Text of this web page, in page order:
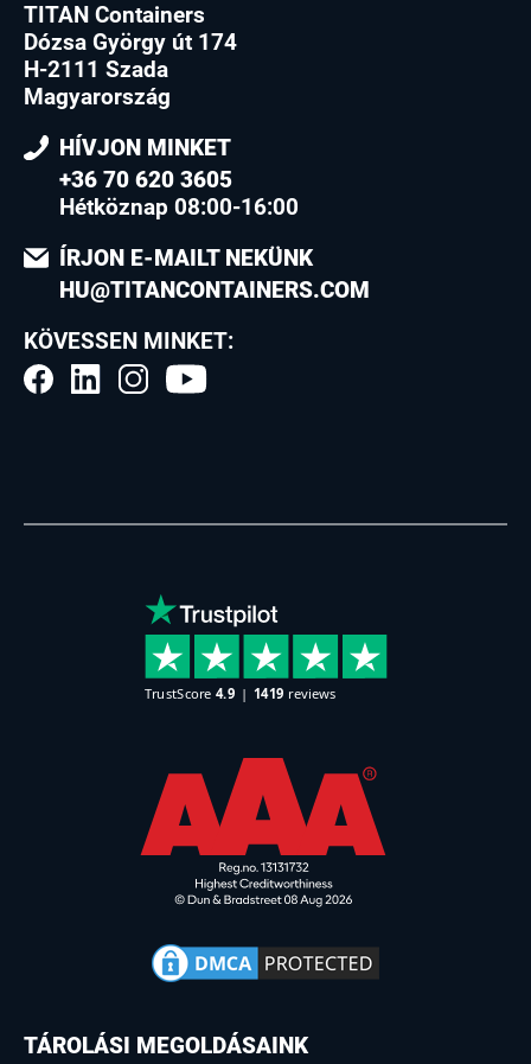
TITAN Containers
Dózsa György út 174
H-2111 Szada
Magyarország
HÍVJON MINKET
+36 70 620 3605
Hétköznap 08:00-16:00
ÍRJON E-MAILT NEKÜNK
HU@TITANCONTAINERS.COM
KÖVESSEN MINKET:
TÁROLÁSI MEGOLDÁSAINK